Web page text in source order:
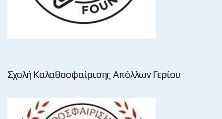
Σχολή Καλαθοσφαίρισης Απόλλων Γερίου